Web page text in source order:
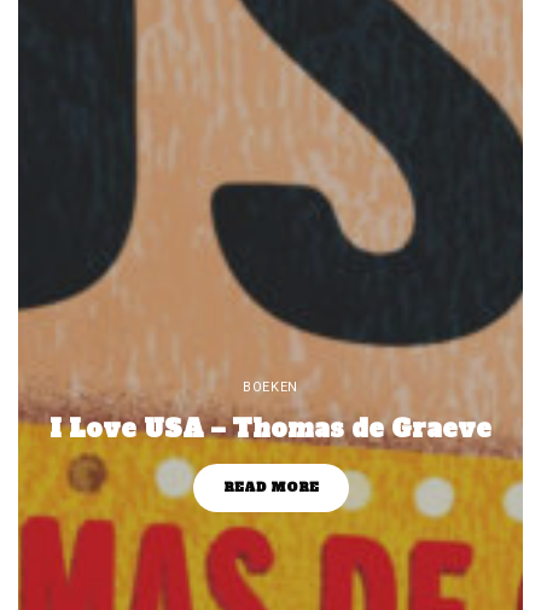
BOEKEN
I Love USA – Thomas de Graeve
READ MORE